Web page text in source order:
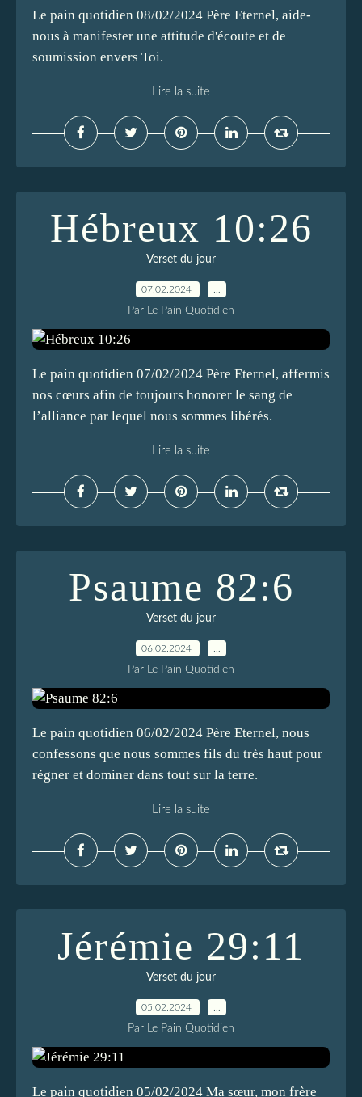
Le pain quotidien 08/02/2024 Père Eternel, aide-
nous à manifester une attitude d'écoute et de
soumission envers Toi.
Lire la suite
Hébreux 10:26
Verset du jour
07.02.2024
Par Le Pain Quotidien
Le pain quotidien 07/02/2024 Père Eternel, affermis
nos cœurs afin de toujours honorer le sang de
l’alliance par lequel nous sommes libérés.
Lire la suite
Psaume 82:6
Verset du jour
06.02.2024
Par Le Pain Quotidien
Le pain quotidien 06/02/2024 Père Eternel, nous
confessons que nous sommes fils du très haut pour
régner et dominer dans tout sur la terre.
Lire la suite
Jérémie 29:11
Verset du jour
05.02.2024
Par Le Pain Quotidien
Le pain quotidien 05/02/2024 Ma sœur, mon frère